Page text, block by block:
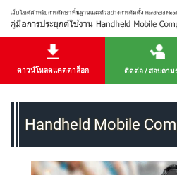
ดาวน์โหลดแคตตาล็อก ติดต่อ / สอบถาม
Handheld Mobile